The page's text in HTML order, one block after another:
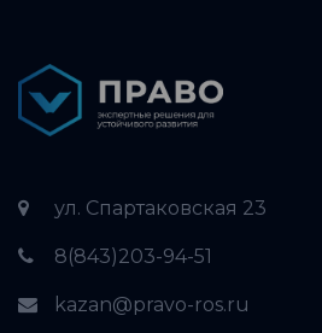
ул. Спартаковская 23
8(843)203-94-51
kazan@pravo-ros.ru